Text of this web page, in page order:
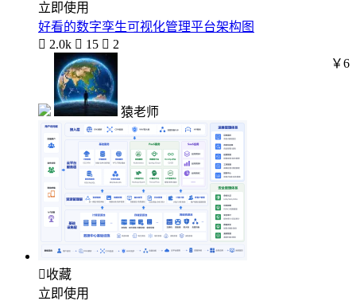
立即使用
好看的数字孪生可视化管理平台架构图
 2.0k  15  2
猿老师
￥6
收藏
立即使用